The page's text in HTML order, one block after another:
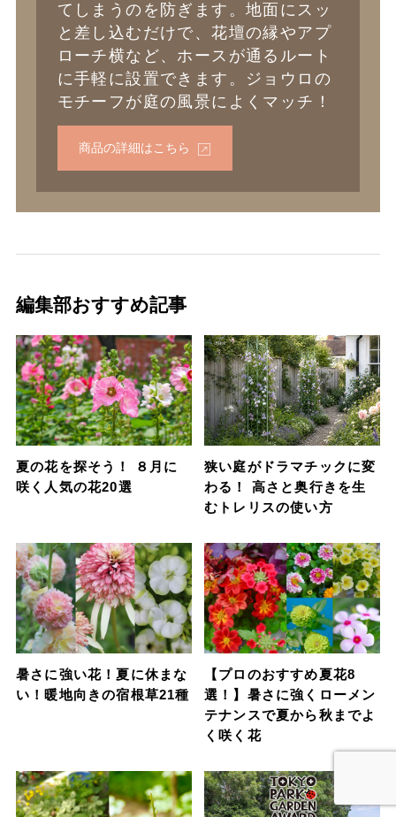
てしまうのを防ぎます。地面にスッ
と差し込むだけで、花壇の縁やアプ
ローチ横など、ホースが通るルート
に手軽に設置できます。ジョウロの
モチーフが庭の風景によくマッチ！
商品の詳細はこちら
編集部おすすめ記事
夏の花を探そう！ ８月に
咲く人気の花20選
狭い庭がドラマチックに変
わる！ 高さと奥行きを生
むトレリスの使い方
暑さに強い花！夏に休まな
い！暖地向きの宿根草21種
【プロのおすすめ夏花8
選！】暑さに強くローメン
テナンスで夏から秋までよ
く咲く花